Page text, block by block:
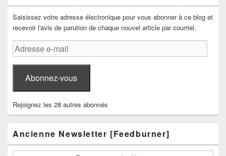
Saisissez votre adresse électronique pour vous abonner à ce blog et
recevoir l'avis de parution de chaque nouvel article par courriel.
Adresse
e-
mail
Abonnez-vous
Rejoignez les 28 autres abonnés
Ancienne Newsletter [Feedburner]